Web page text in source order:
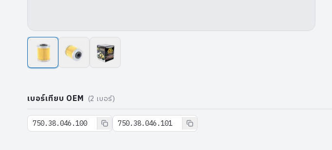
เบอร์เทียบ OEM (2 เบอร์)
750.38.046.100 750.38.046.101